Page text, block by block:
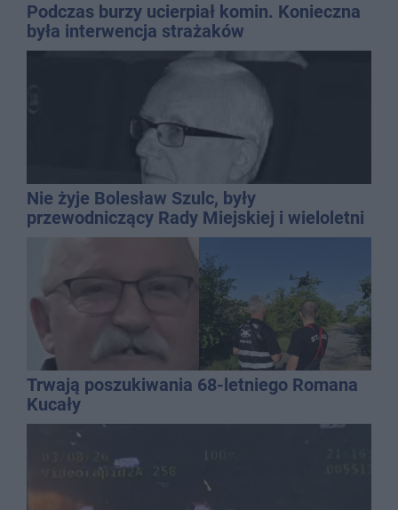
Podczas burzy ucierpiał komin. Konieczna
była interwencja strażaków
Nie żyje Bolesław Szulc, były
przewodniczący Rady Miejskiej i wieloletni
dyrektor SP 14
Trwają poszukiwania 68-letniego Romana
Kucały